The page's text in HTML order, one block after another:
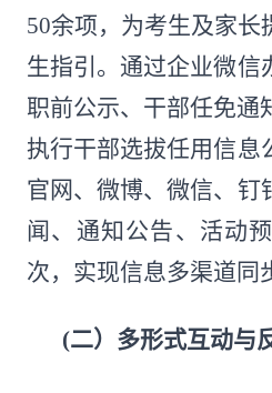
50余项，为考生及家长
生指引。通过企业微信
职前公示、干部任免通
执行干部选拔任用信息
官网、微博、微信、钉
闻、通知公告、活动
次，实现信息多渠道同
(二） 多形式互动与